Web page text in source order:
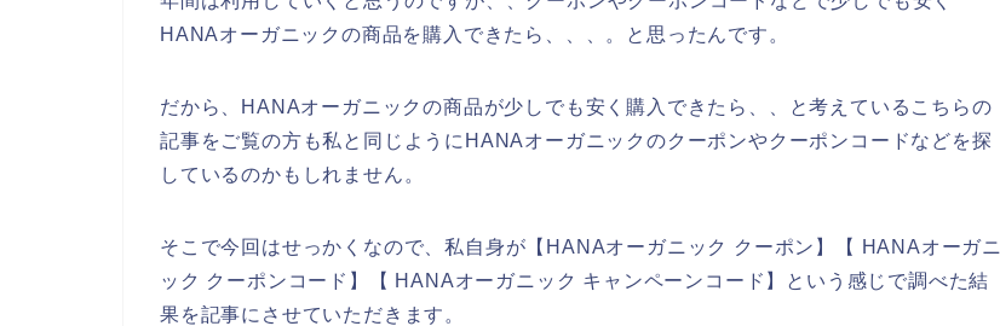
HANAオーガニックの商品を購入できたら、、、。と思ったんです。
だから、HANAオーガニックの商品が少しでも安く購入できたら、、と考えているこちらの
記事をご覧の方も私と同じようにHANAオーガニックのクーポンやクーポンコードなどを探
しているのかもしれません。
そこで今回はせっかくなので、私自身が【HANAオーガニック クーポン】【 HANAオーガニ
ック クーポンコード】【 HANAオーガニック キャンペーンコード】という感じで調べた結
果を記事にさせていただきます。